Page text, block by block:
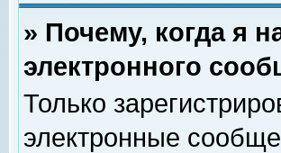
» Почему, когда я
электронного
Только
электронные